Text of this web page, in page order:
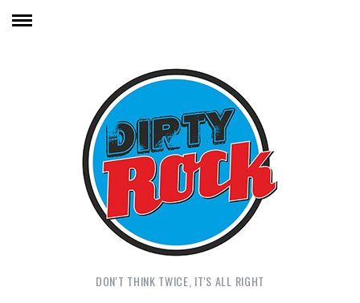
DON'T THINK TWICE, IT'S ALL RIGHT